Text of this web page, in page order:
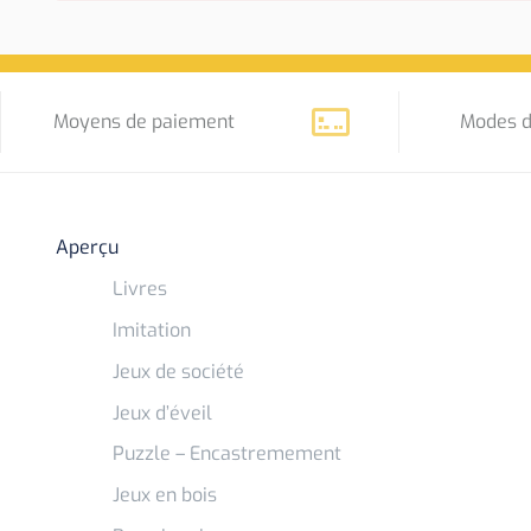
Moyens de paiement Modes
Aperçu
Livres
Imitation
Jeux de société
Jeux d’éveil
Puzzle – Encastremement
Jeux en bois